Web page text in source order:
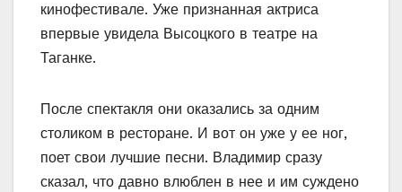
кинофестивале. Уже признанная актриса
впервые увидела Высоцкого в театре на
Таганке.
После спектакля они оказались за одним
столиком в ресторане. И вот он уже у ее ног,
поет свои лучшие песни. Владимир сразу
сказал, что давно влюблен в нее и им суждено